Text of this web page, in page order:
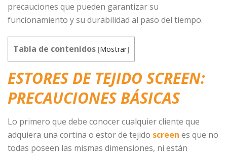
precauciones que pueden garantizar su
funcionamiento y su durabilidad al paso del tiempo.
Tabla de contenidos [Mostrar]
ESTORES DE TEJIDO SCREEN:
PRECAUCIONES BÁSICAS
Lo primero que debe conocer cualquier cliente que
adquiera una cortina o estor de tejido screen es que no
todas poseen las mismas dimensiones, ni están